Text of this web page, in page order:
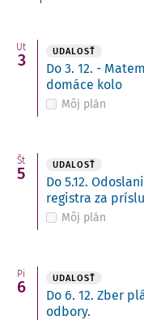
Ut
3 UDALOSŤ
Do 3. 12. -
domáce kolo
Môj plán
Št
5 UDALOSŤ
Do 5.12.
registra za
Môj plán
Pi
6 UDALOSŤ
Do 6. 12. Zber
odbory.